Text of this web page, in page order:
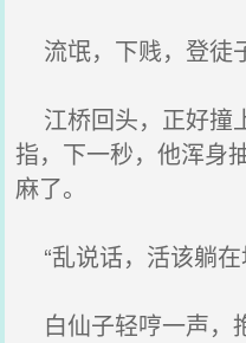
流氓，下贱，登徒
江桥回头，正好撞
指，下一秒，他浑身
麻了。
“乱说话，活该躺在
白仙子轻哼一声，